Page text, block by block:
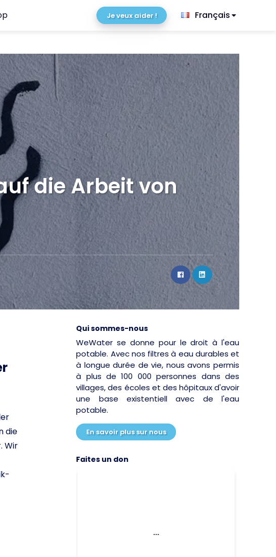
Je veux aider ! Français
die Ar­beit von
die
Wir
Qui sommes-nous
WeWater se donne pour le droit à l'eau
potable. Avec nos filtres à eau durables et
à longue durée de vie, nous avons permis
à plus de 100 000 personnes dans des
villages, des écoles et des hôpitaux d'avoir
une base existentiell avec de l'eau
potable.
En savoir plus sur nous
Faites un don